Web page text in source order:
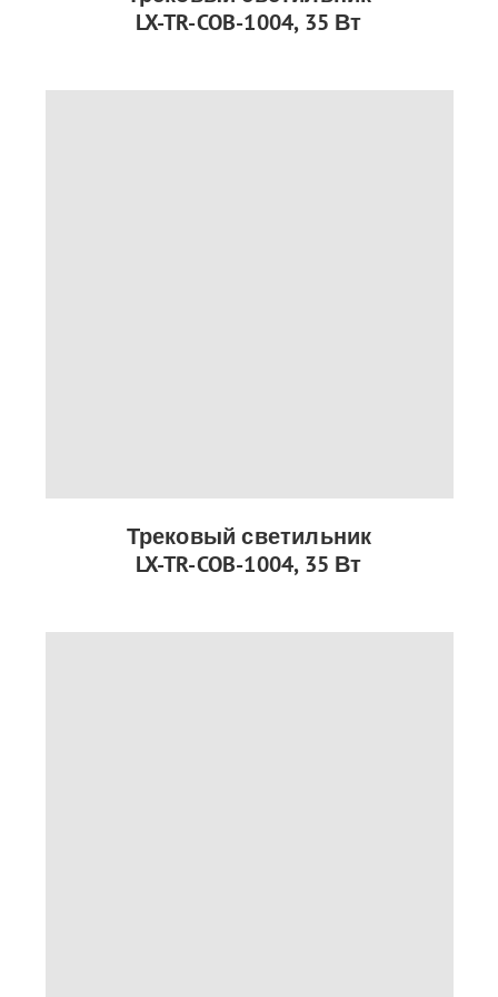
LX-TR-COB-1004, 35 Вт
Трековый светильник
LX-TR-COB-1004, 35 Вт